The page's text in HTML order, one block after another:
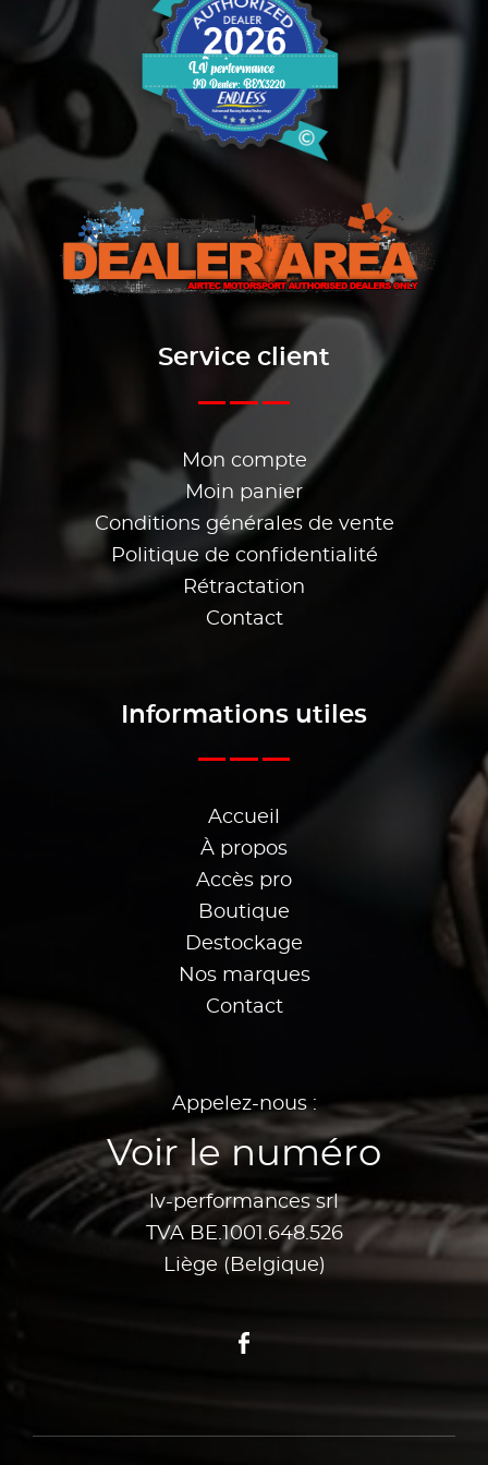
Service client
Mon compte
Moin panier
Conditions générales de vente
Politique de confidentialité
Rétractation
Contact
Informations utiles
Accueil
À propos
Accès pro
Boutique
Destockage
Nos marques
Contact
Appelez-nous :
Voir le numéro
lv-performances srl
TVA BE.1001.648.526
Liège (Belgique)